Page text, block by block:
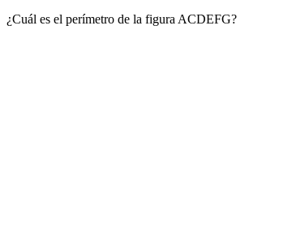
¿Cuál es el perímetro de la figura ACDEFG?